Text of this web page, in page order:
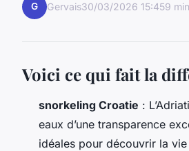
G Gervais30/03/2026 15:459
Voici ce qui fait la
snorkeling Croatie :
eaux d’une transparence
idéales pour découvrir la